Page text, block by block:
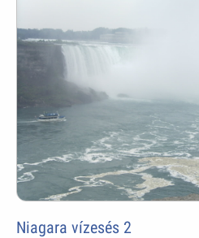
Niagara vízesés 2